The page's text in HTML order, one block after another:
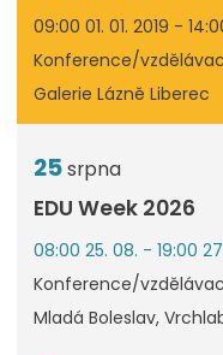
09:00 01. 01. 2019 -
Konference/
Galerie Lázně Liberec
25srpna
EDU Week 2026
08:00 25. 08. - 19:00
Konference/
Mladá Boleslav,